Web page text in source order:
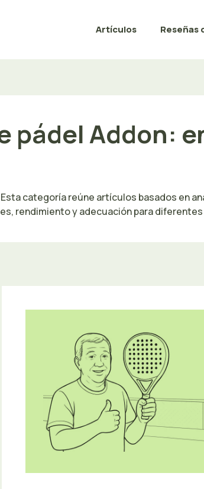
Artículos Reseñas
pádel Addon:
categoría reúne artículos basados en
rendimiento y adecuación para